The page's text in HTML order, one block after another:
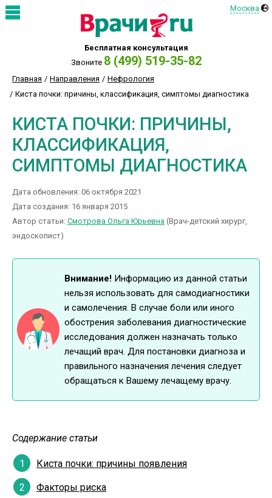
Бесплатная консультация
Звоните 8 (499) 519-35-82
Москва
Главная Направления
Нефрология
Киста почки: причины, классификация, симптомы диагностика
КИСТА ПОЧКИ: ПРИЧИНЫ,
КЛАССИФИКАЦИЯ,
СИМПТОМЫ ДИАГНОСТИКА
Дата обновления: 06 октября 2021
Дата создания: 16 января 2015
Автор статьи: Смотрова Ольга Юрьевна (Врач-детский хирург,
эндоскопист)
Внимание! Информацию из данной статьи
нельзя использовать для самодиагностики
и самолечения. В случае боли или иного
обострения заболевания диагностические
исследования должен назначать только
лечащий врач. Для постановки диагноза и
правильного назначения лечения следует
обращаться к Вашему лечащему врачу.
Содержание статьи
Киста почки: причины появления
Факторы риска